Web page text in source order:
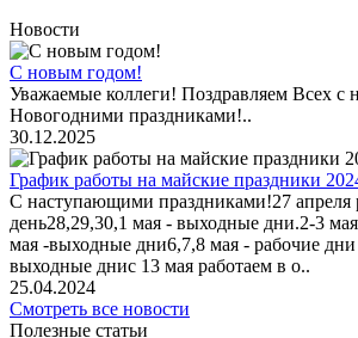
Новости
С новым годом!
Уважаемые коллеги! Поздравляем Всех с
Новогодними праздниками!..
30.12.2025
График работы на майские праздники
С наступающими праздниками!27 апреля
день28,29,30,1 мая - выходные дни.2-3
мая -выходные дни6,7,8 мая - рабочие
выходные днис 13 мая работаем в о..
25.04.2024
Смотреть все новости
Полезные статьи